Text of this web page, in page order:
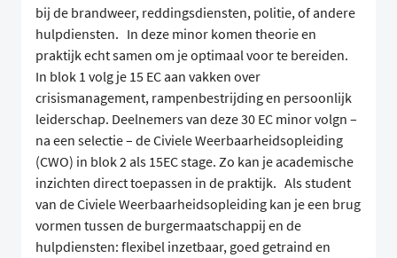
bij de brandweer, reddingsdiensten, politie, of andere
hulpdiensten. In deze minor komen theorie en
praktijk echt samen om je optimaal voor te bereiden.
In blok 1 volg je 15 EC aan vakken over
crisismanagement, rampenbestrijding en persoonlijk
leiderschap. Deelnemers van deze 30 EC minor volgn –
na een selectie – de Civiele Weerbaarheidsopleiding
(CWO) in blok 2 als 15EC stage. Zo kan je academische
inzichten direct toepassen in de praktijk. Als student
van de Civiele Weerbaarheidsopleiding kan je een brug
vormen tussen de burgermaatschappij en de
hulpdiensten: flexibel inzetbaar, goed getraind en